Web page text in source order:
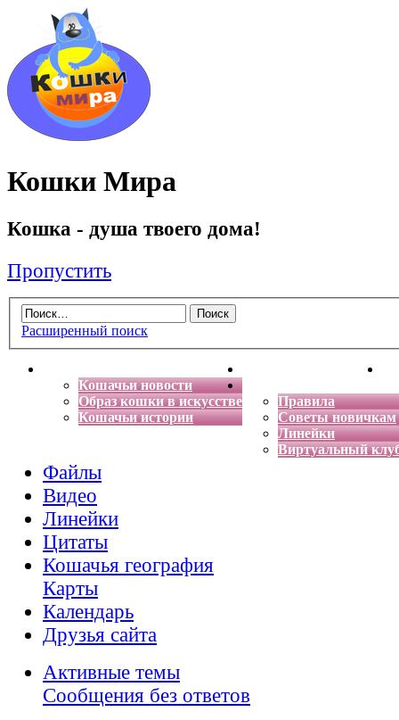
Кошки Мира
Кошка - душа твоего дома!
Пропустить
Расширенный поиск
Кошачьи новости
Образ кошки в искусстве
Кошачьи истории
Энциклопедия кошек
Правила
Советы новичкам
Линейки
Виртуальный
Файлы
Видео
Линейки
Цитаты
Кошачья география
Карты
Календарь
Друзья сайта
Активные темы
Сообщения без ответов